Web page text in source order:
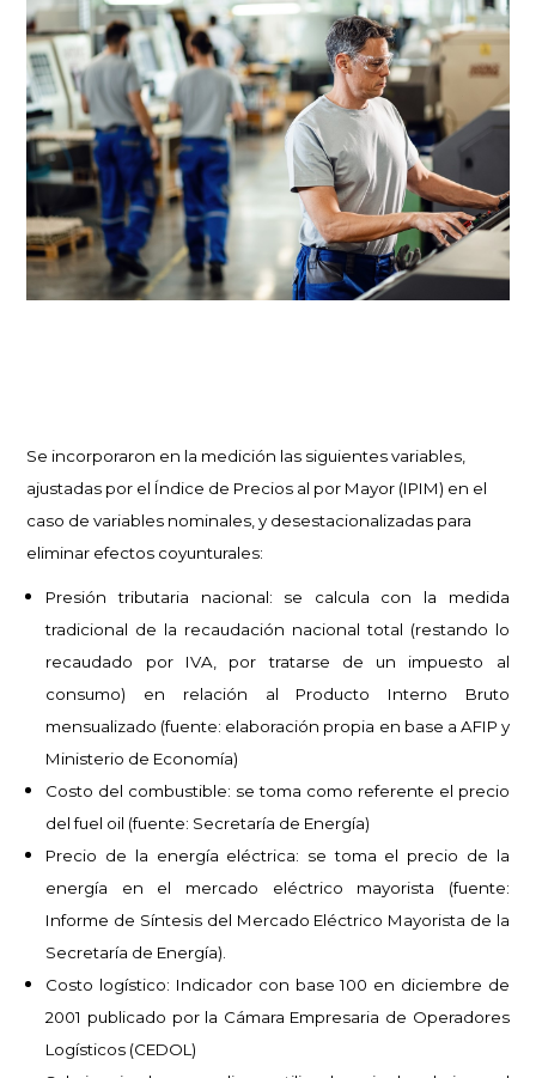
Se incorporaron en la medición las siguientes variables,
ajustadas por el Índice de Precios al por Mayor (IPIM) en el
caso de variables nominales, y desestacionalizadas para
eliminar efectos coyunturales:
Presión tributaria nacional: se calcula con la medida
tradicional de la recaudación nacional total (restando lo
recaudado por IVA, por tratarse de un impuesto al
consumo) en relación al Producto Interno Bruto
mensualizado (fuente: elaboración propia en base a AFIP y
Ministerio de Economía)
Costo del combustible: se toma como referente el precio
del fuel oil (fuente: Secretaría de Energía)
Precio de la energía eléctrica: se toma el precio de la
energía en el mercado eléctrico mayorista (fuente:
Informe de Síntesis del Mercado Eléctrico Mayorista de la
Secretaría de Energía).
Costo logístico: Indicador con base 100 en diciembre de
2001 publicado por la Cámara Empresaria de Operadores
Logísticos (CEDOL)